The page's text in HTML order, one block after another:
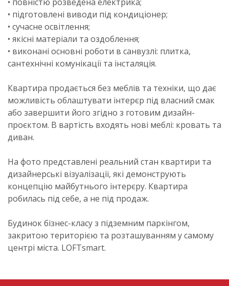
• підготовлені виводи під кондиціонер;
• сучасне освітлення;
• якісні матеріали та оздоблення;
• виконані основні роботи в санвузлі: плитка,
сантехнічні комунікації та інсталяція.
Квартира продається без меблів та техніки, що дає
можливість облаштувати інтерєр під власний смак
або завершити його згідно з готовим дизайн-
проєктом. В вартість входять нові меблі: кровать та
диван.
На фото представлені реальний стан квартири та
дизайнерські візуалізації, які демонструють
концепцію майбутнього інтерєру. Квартира
робилась під себе, а не під продаж.
Будинок бізнес-класу з підземним паркінгом,
закритою територією та розташуванням у самому
центрі міста. LOFTsmart.